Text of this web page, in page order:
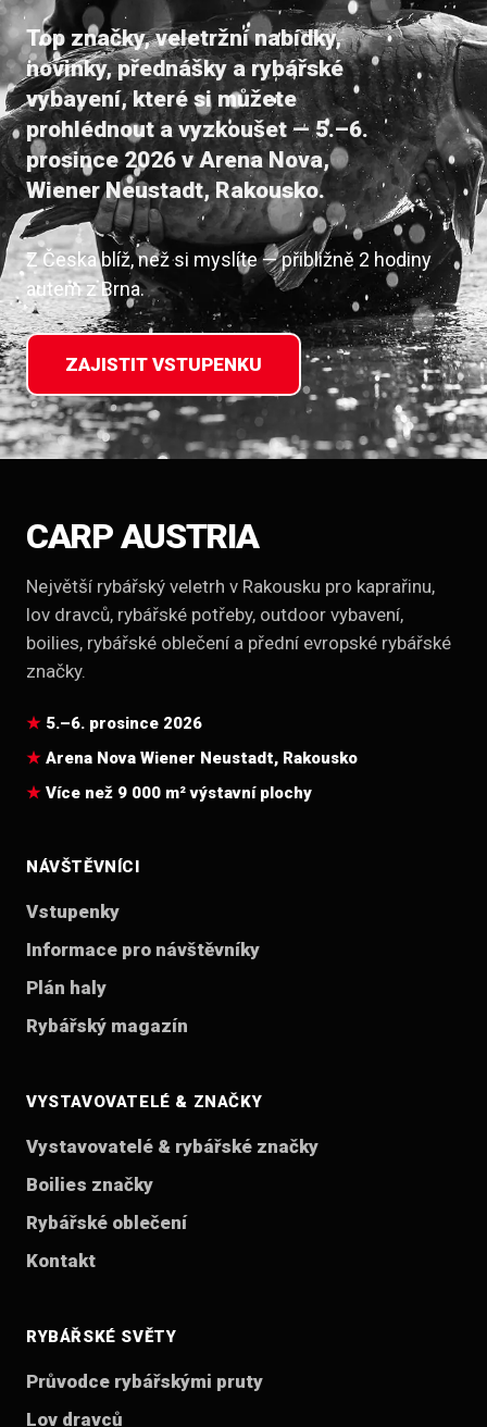
Top značky, veletržní nabídky,
novinky, přednášky a rybářské
vybavení, které si můžete
prohlédnout a vyzkoušet — 5.–6.
prosince 2026 v Arena Nova,
Wiener Neustadt, Rakousko.
Z Česka blíž, než si myslíte — přibližně 2 hodiny
autem z Brna.
ZAJISTIT VSTUPENKU
CARP AUSTRIA
Největší rybářský veletrh v Rakousku pro kaprařinu,
lov dravců, rybářské potřeby, outdoor vybavení,
boilies, rybářské oblečení a přední evropské rybářské
značky.
5.–6. prosince 2026
Arena Nova Wiener Neustadt, Rakousko
Více než 9 000 m² výstavní plochy
NÁVŠTĚVNÍCI
Vstupenky
Informace pro návštěvníky
Plán haly
Rybářský magazín
VYSTAVOVATELÉ & ZNAČKY
Vystavovatelé & rybářské značky
Boilies značky
Rybářské oblečení
Kontakt
RYBÁŘSKÉ SVĚTY
Průvodce rybářskými pruty
Lov dravců